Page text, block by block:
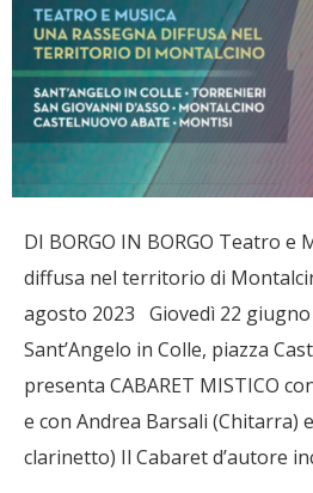
DI BORGO IN BORGO Teatro e
diffusa nel territorio di
agosto 2023 Giovedì 22 giugno
Sant’Angelo in Colle, piazza
presenta CABARET MISTICO
e con Andrea Barsali (Chitarra)
clarinetto) Il Cabaret d’autore